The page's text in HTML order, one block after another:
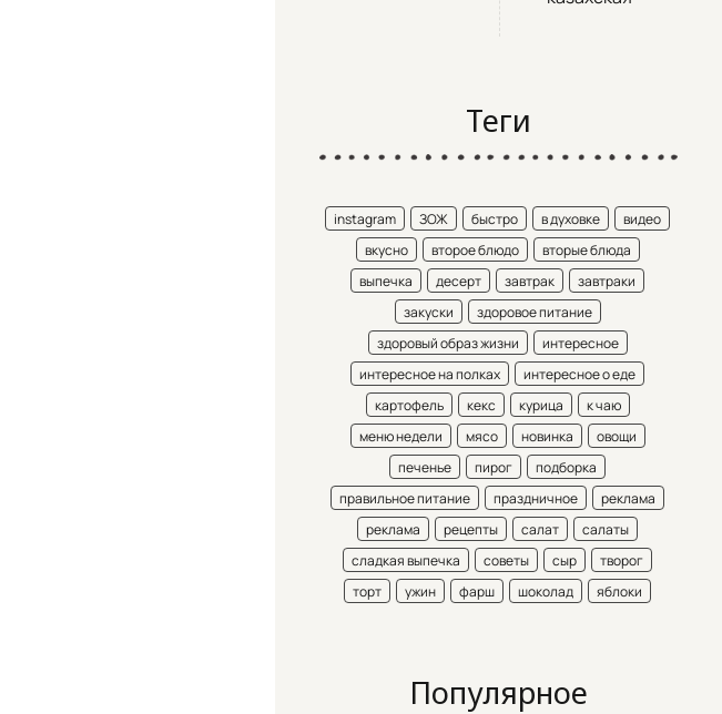
Теги
instagram ЗОЖ быстро в духовке
видео
вкусно
второе блюдо
вторые блюда
выпечка
десерт завтрак
завтраки
закуски
здоровое питание
здоровый образ жизни
интересное
интересное на полках
интересное о еде
картофель
кекс курица
к чаю
меню недели
мясо новинка
овощи
печенье
пирог
подборка
правильное питание
праздничное
реклама
реклама
рецепты салат
салаты
сладкая выпечка
советы сыр
творог
торт
ужин фарш шоколад яблоки
Популярное